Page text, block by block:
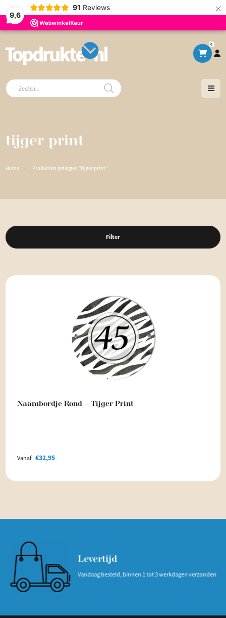
9,6
91 Reviews ×
0
Producten
zoeken
tijger print
Home · Producten getagged “tijger print”
Filter
Naambordje Rond – Tijger Print
Vanaf €32,95
Levertijd
Vandaag besteld, binnen 1 tot 3 werkdagen verzonden